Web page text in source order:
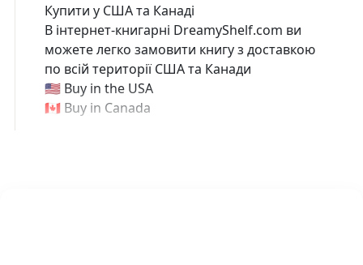
Купити у США та Канаді
В інтернет-книгарні DreamyShelf.com ви
можете легко замовити книгу з доставкою
по всій території США та Канади
🇺🇸 Buy in the USA
🇨🇦 Buy in Canada